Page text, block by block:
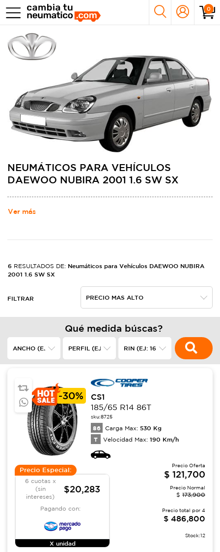
0
NEUMÁTICOS PARA VEHÍCULOS
DAEWOO NUBIRA 2001 1.6 SW SX
Ver más
6 RESULTADOS DE: Neumáticos para Vehículos DAEWOO NUBIRA
2001 1.6 SW SX
FILTRAR
Qué medida búscas?
-30%
CS1
185/65 R14 86T
sku:8725
86 Carga Max: 530 Kg
T Velocidad Max: 190 Km/h
Precio Especial:
6 cuotas x
(sin
intereses)
$20,283
Pagando con:
X unidad
Precio Oferta
$ 121,700
Precio Normal
$ 173,900
Precio total por 4
$ 486,800
Stock:12